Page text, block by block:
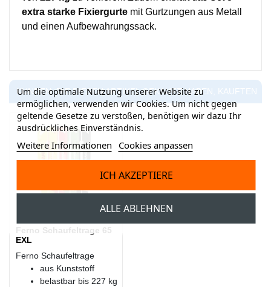
extra starke Fixiergurte mit Gurtzungen aus Metall
und einen Aufbewahrungssack.
KUNDEN, DIE DIESEN ARTIKEL GEKAUFT HABEN, KAUFTEN
AUCH ...
Ferno Schaufeltrage 65
EXL
Ferno Schaufeltrage
aus Kunststoff
belastbar bis 227 kg
Um die optimale Nutzung unserer Website zu
ermöglichen, verwenden wir Cookies. Um nicht gegen
geltende Gesetze zu verstoßen, benötigen wir dazu Ihr
ausdrückliches Einverständnis.
Weitere Informationen Cookies anpassen
ALLE ABLEHNEN
ICH AKZEPTIERE